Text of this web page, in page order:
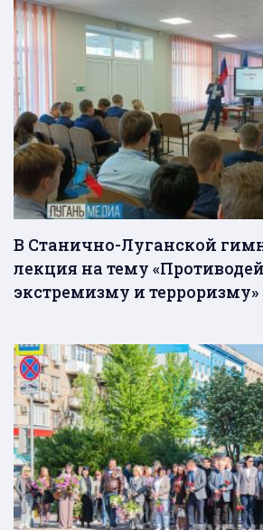
В Станично-Луганской
лекция на тему
экстремизму и терроризму»